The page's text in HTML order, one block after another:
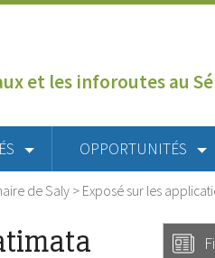
et les inforoutes au
OPPORTUNITÉS
de Saly > Exposé sur les